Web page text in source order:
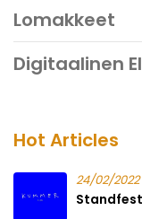
Lomakkeet
Digitaalinen
Hot Articles
24/02/2022
Standfest